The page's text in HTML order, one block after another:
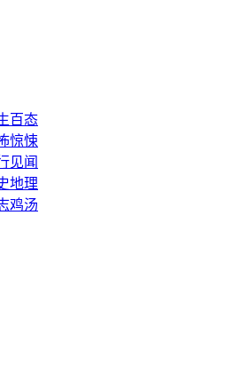
百态
惊悚
见闻
地理
鸡汤